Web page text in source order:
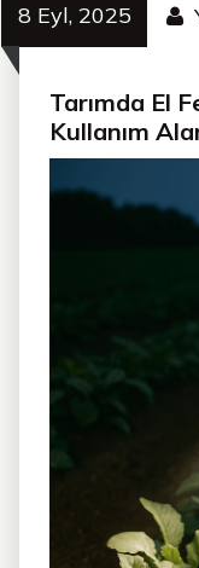
8 Eyl, 2025
Tarımda El
Kullanım